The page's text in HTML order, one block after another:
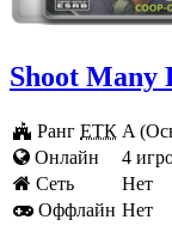
Shoot Many
Ранг ЕТК A
Онлайн
4
Cеть
Нет
Оффлайн Нет